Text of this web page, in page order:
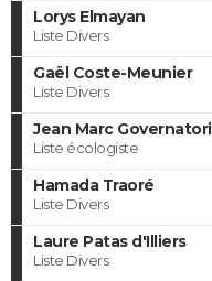
Lorys Elmayan
Liste Divers
Gaël Coste-Meunier
Liste Divers
Jean Marc Governatori
Liste écologiste
Hamada Traoré
Liste Divers
Laure Patas d'Illiers
Liste Divers